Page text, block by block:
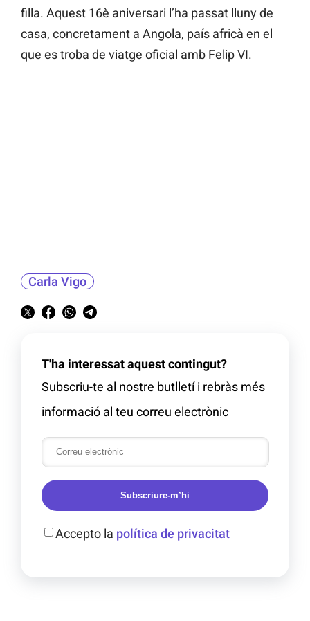
filla. Aquest 16è aniversari l’ha passat lluny de
casa, concretament a Angola, país africà en el
que es troba de viatge oficial amb Felip VI.
Carla Vigo
T'ha interessat aquest contingut?
Subscriu-te al nostre butlletí i rebràs més
informació al teu correu electrònic
Subscriure-m’hi
Accepto la política de privacitat